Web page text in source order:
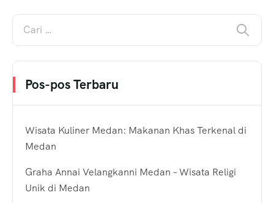
Pos-pos Terbaru
Wisata Kuliner Medan: Makanan Khas Terkenal di
Medan
Graha Annai Velangkanni Medan – Wisata Religi
Unik di Medan